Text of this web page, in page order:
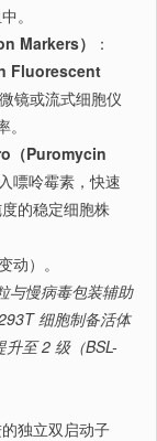
。
Markers）
：
Fluorescent
镜或流式细胞仪
（Puromycin
嘌呤霉素，快速
的稳定细胞株
动）。
与慢病毒包装辅助
细胞制备活体
至 2 级（BSL-
独立双启动子